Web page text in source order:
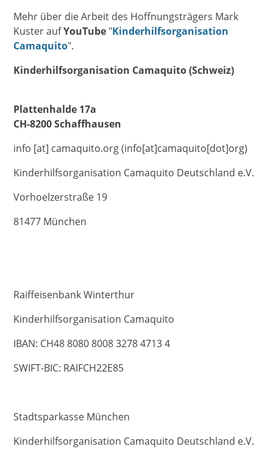
Mehr über die Arbeit des Hoffnungsträgers Mark
Kuster aufYouTube "Kinderhilfsorganisation
Camaquito".
Kinderhilfsorganisation Camaquito (Schweiz)
Plattenhalde 17a
CH-8200 Schaffhausen
info [at] camaquito.org(info[at]camaquito[dot]org)
Kinderhilfsorganisation Camaquito Deutschland e.V.
Vorhoelzerstraße 19
81477 München
Raiffeisenbank Winterthur
Kinderhilfsorganisation Camaquito
IBAN: CH48 8080 8008 3278 4713 4
SWIFT-BIC: RAIFCH22E85
Stadtsparkasse München
Kinderhilfsorganisation Camaquito Deutschland e.V.